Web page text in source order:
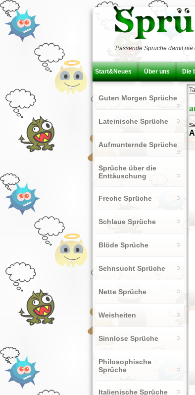
Passende Sprüche damit nie
Start&Neues Über uns Die
Guten Morgen Sprüche
Lateinische Sprüche
Aufmunternde Sprüche
Sprüche über die
Enttäuschung
Freche Sprüche
Schlaue Sprüche
Blöde Sprüche
Sehnsucht Sprüche
Nette Sprüche
Weisheiten
Sinnlose Sprüche
Philosophische
Sprüche
Italienische Sprüche